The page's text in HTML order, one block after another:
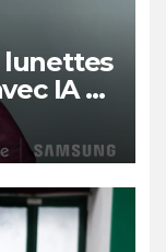
lunettes
IA et